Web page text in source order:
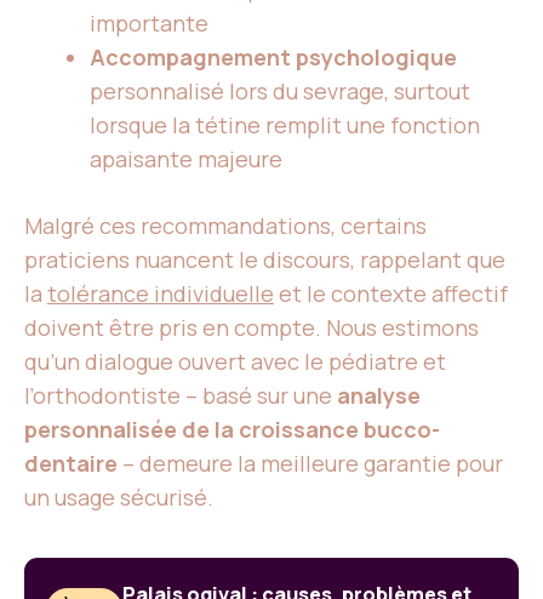
importante
Accompagnement psychologique
personnalisé lors du sevrage, surtout
lorsque la tétine remplit une fonction
apaisante majeure
Malgré ces recommandations, certains
praticiens nuancent le discours, rappelant que
la tolérance individuelle et le contexte affectif
doivent être pris en compte. Nous estimons
qu’un dialogue ouvert avec le pédiatre et
l’orthodontiste – basé sur une analyse
personnalisée de la croissance bucco-
dentaire – demeure la meilleure garantie pour
un usage sécurisé.